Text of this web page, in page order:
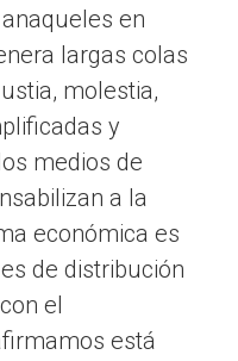
en
largas colas
molestia,
y
medios de
a la
económica es
de distribución
el
está